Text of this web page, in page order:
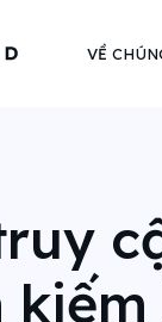
VỀ